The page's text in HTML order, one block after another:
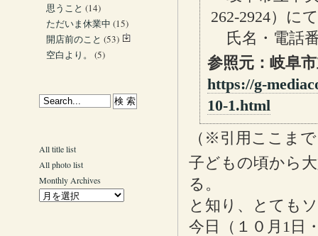
262-2924）に
氏名・電話
参照元：岐阜
https://g-
10-1.html
（※引用ここま
子どもの頃から
る。
と知り、とても
今日（１０月1日
思うこと (14)
ただいま休業中 (15)
開店前のこと (53)
空白より。
(5)
All title list
All photo list
Monthly Archives